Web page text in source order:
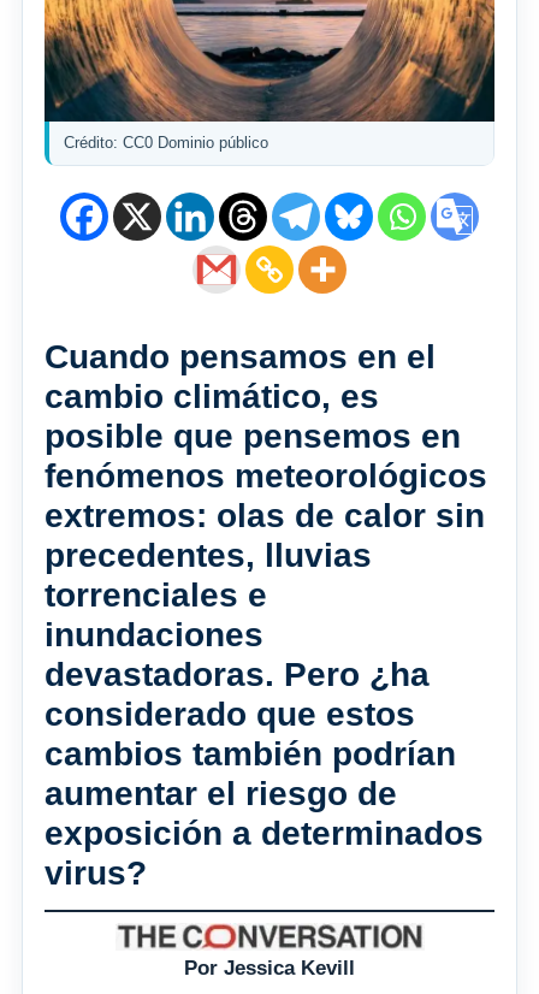
Crédito: CC0 Dominio público
Cuando pensamos en el
cambio climático, es
posible que pensemos en
fenómenos meteorológicos
extremos: olas de calor sin
precedentes, lluvias
torrenciales e
inundaciones
devastadoras. Pero ¿ha
considerado que estos
cambios también podrían
aumentar el riesgo de
exposición a determinados
virus?
Por Jessica Kevill